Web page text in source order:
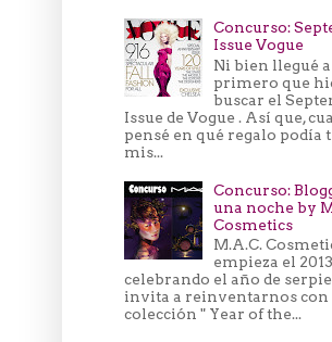
Concurso:
Issue Vogue
Ni bien llegué
primero que
buscar el
Issue de Vogue . Así que,
pensé en qué regalo podía
mis...
Concurso:
una noche by
Cosmetics
M.A.C.
empieza el 2013
celebrando el año de
invita a reinventarnos con
colección " Year of the...